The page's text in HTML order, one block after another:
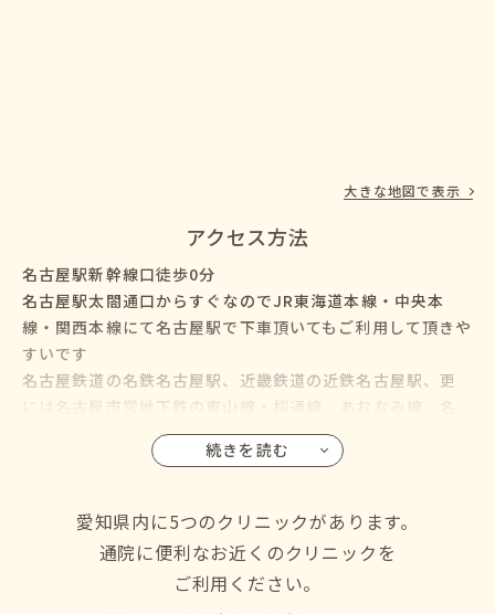
大きな地図で表示
アクセス方法
名古屋駅新幹線口徒歩0分
名古屋駅太閤通口からすぐなのでJR東海道本線・中央本
線・関西本線にて名古屋駅で下車頂いてもご利用して頂きや
すいです
名古屋鉄道の名鉄名古屋駅、近畿鉄道の近鉄名古屋駅、更
には名古屋市営地下鉄の東山線・桜通線、あおなみ線、名
鉄バス・名古屋市営バスも名古屋駅に乗り入れているので、
名古屋市の千種区・東区・北区・西区・中村区・中区・昭
区・名東区・天白区にお住いの方からも通院して頂けます
続きを読む
愛知県内に5つのクリニックがあります。
通院に便利なお近くのクリニックを
ご利用ください。